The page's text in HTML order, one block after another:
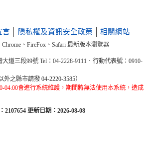
言 隱私權及資訊安全政策 相關網站
、FireFox、Safari 最新版本瀏覽器
道三段99號 Tel：04-2228-9111．行動代表號：0910-
之縣市請撥 04-2220-3585）
04:00會進行系統維護，期間將無法使用本系統，造成
2107654 更新日期：2026-08-08